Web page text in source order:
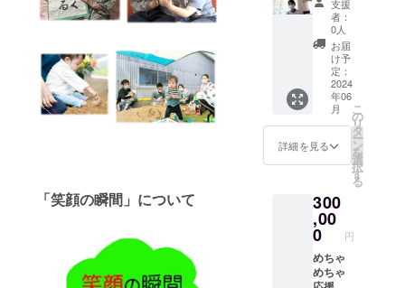
「笑顔の瞬間」について
名前、
もしく
は会社
のHPア
ドレス
をご記
入くだ
さい。
メ
ニュー
ホーム
ページ
掲載期
間は5年
です。
また、
のホー
ムペー
ジを幹
のホー
ムペー
ジとメ
ニュー
表に掲
載いた
しま
す。※備
考欄に
希望さ
れるお
名前、
もしく
は会社
のHPア
（カン
パー
ニュ・
メラン
ジェ・
食パン
２分の
１カッ
ト）引
換券3枚
とラン
チチ
３枚を
添付、
有効期
限は
2024年
12月末
で応援
して
zoomが
できる
プラ
ン 心
を込め
たお礼
のメー
ルと特
製ポス
トカー
セッ
ト、幹
グッズ
３セッ
ト、半
年に１
支援
者：
0人
お届
け予
定：
2024
年06
月
詳細を見る
こ
の
リ
タ
ー
ン
を
選
択
す
る
300
,00
0 円
めちゃ
めちゃ